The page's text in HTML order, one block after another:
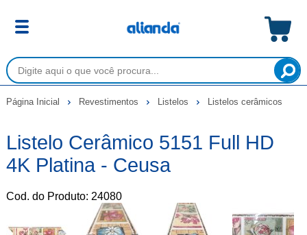
Página Inicial Revestimentos Listelos Listelos cerâmicos
Listelo Cerâmico 5151 Full HD
4K Platina - Ceusa
Cod. do Produto: 24080